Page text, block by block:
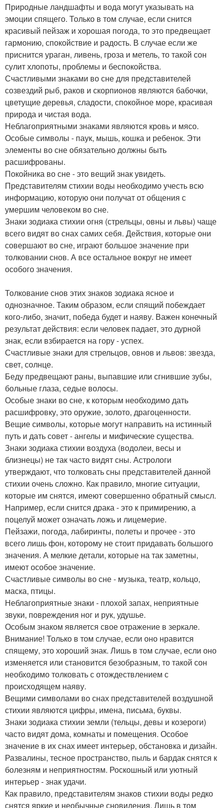
Природные ландшафты и вода могут указывать на
эмоции спящего. Только в том случае, если снится
красивый пейзаж и хорошая погода, то это предвещает
гармонию, спокойствие и радость. В случае если же
приснится ураган, ливень, гроза и метель, то такой сон
сулит хлопоты, проблемы и беспокойства.
Счастливыми знаками во сне для представителей
созвездий рыб, раков и скорпионов являются бабочки,
цветущие деревья, сладости, спокойное море, красивая
природа и чистая вода.
Неблагоприятными знаками являются кровь и мясо.
Особые символы - паук, мышь, кошка и ребенок. Эти
элементы во сне обязательно должны быть
расшифрованы.
Покойника во сне - это вещий знак увидеть.
Представителям стихии воды необходимо учесть всю
информацию, которую они получат от общения с
умершим человеком во сне.
Знаки зодиака стихии огня (стрельцы, овны и львы) чаще
всего видят во снах самих себя. Действия, которые они
совершают во сне, играют большое значение при
толковании снов. А все остальное вокруг не имеет
особого значения.
Толкование снов этих знаков зодиака ясное и
однозначное. Таким образом, если спящий побеждает
кого-либо, значит, победа будет и наяву. Важен конечный
результат действия: если человек падает, это дурной
знак, если взбирается на гору - успех.
Счастливые знаки для стрельцов, овнов и львов: звезда,
свет, солнце.
Беду предвещают раны, выпавшие или сгнившие зубы,
больные глаза, седые волосы.
Особые знаки во сне, к которым необходимо дать
расшифровку, это оружие, золото, драгоценности.
Вещие символы, которые могут направить на истинный
путь и дать совет - ангелы и мифические существа.
Знаки зодиака стихии воздуха (водолеи, весы и
близнецы) не так часто видят сны. Астрологи
утверждают, что толковать сны представителей данной
стихии очень сложно. Как правило, многие ситуации,
которые им снятся, имеют совершенно обратный смысл.
Например, если снится драка - это к примирению, а
поцелуй может означать ложь и лицемерие.
Пейзажи, погода, лабиринты, полеты и прочее - это
всего лишь фон, которому не стоит придавать большого
значения. А мелкие детали, которые на так заметны,
имеют особое значение.
Счастливые символы во сне - музыка, театр, кольцо,
маска, птицы.
Неблагоприятные знаки - плохой запах, неприятные
звуки, повреждения ног и рук, удушье.
Особым знаком является свое отражение в зеркале.
Внимание! Только в том случае, если оно нравится
спящему, это хороший знак. Лишь в том случае, если оно
изменяется или становится безобразным, то такой сон
необходимо толковать с отождествлением с
происходящем наяву.
Вещими символами во снах представителей воздушной
стихии являются цифры, имена, письма, буквы.
Знаки зодиака стихии земли (тельцы, девы и козероги)
часто видят дома, комнаты и помещения. Особое
значение в их снах имеет интерьер, обстановка и дизайн.
Развалины, тесное пространство, пыль и бардак снятся к
болезням и неприятностям. Роскошный или уютный
интерьер - знак удачи.
Как правило, представителям знаков стихии воды редко
снятся яркие и необычные сновидения. Лишь в том